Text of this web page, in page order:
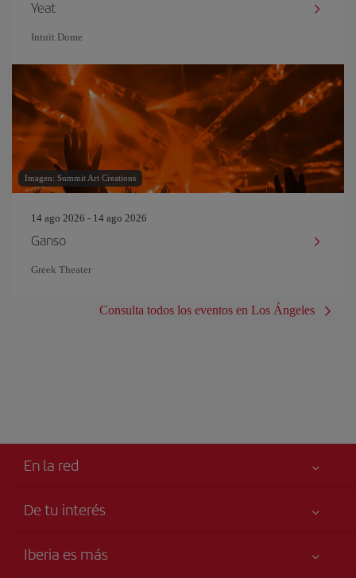
Yeat
Intuit Dome
Imagen: Summit Art Creations
14 ago 2026 - 14 ago 2026
Ganso
Greek Theater
Consulta todos los eventos en Los Ángeles
En la red
De tu interés
Tu seguridad es lo primero
Iberia es más